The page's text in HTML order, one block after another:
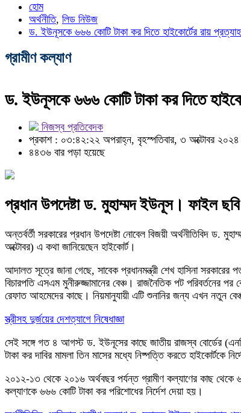
হোম
অর্থনীতি, লিড নিউজ
ড. ইউনূসকে ৬৬৬ কোটি টাকা কর দিতে হাইকোর্টের রায়
গ্রামীণ কল্যাণ
ড. ইউনূসকে ৬৬৬ কোটি টাকা কর দিতে
নিজস্ব প্রতিবেদক
প্রকাশ : ০৩:৪২:২২ অপরাহ্ন, বৃহস্পতিবার, ৩ অক্টোবর ২০২৪
৪৪৩৬ বার পড়া হয়েছে
প্রধান উপদেষ্টা ড. মুহাম্মদ ইউনূস। ফাইল ছবি
অন্তর্বর্তী সরকারের প্রধান উপদেষ্টা নোবেল বিজয়ী অর্থনীতিবিদ ড.
অক্টোবর) এ কথা জানিয়েছেন হাইকোর্ট।
আদালত সূত্রে জানা গেছে, সাবেক প্রধানমন্ত্রী শেখ হাসিনা
বিচারপতি এসএম মুনীরুজ্জামানের বেঞ্চ। রাজনৈতিক পট পরিবর্তনের
রেফাত আহমেদের কাছে। নিয়মানুযায়ী এটি শুনানির জন্য এখন নতুন
স্ত্রীসহ দুর্জয়ের দেশত্যাগে নিষেধাজ্ঞা
সেই সঙ্গে গত ৪ আগস্ট ড. ইউনূসের কাছে জাতীয় রাজস্ব বোর্ডের
টাকা কর দাবির মামলা তিন মাসের মধ্যে নিষ্পত্তি করতে হাইকোর্টকে
২০১২-১৩ থেকে ২০১৬ অর্থবছর পর্যন্ত গ্রামীণ কল্যাণের কাছ থেকে
কল্যাণকে ৬৬৬ কোটি টাকা কর পরিশোধের নির্দেশ দেয়া হয়।